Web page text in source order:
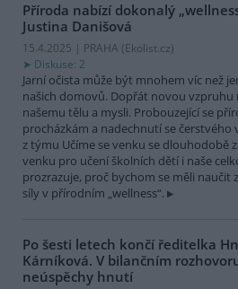
Příroda nabízí dokonalý
Justina Danišová
15.4.2025 | PRAHA (Ekolist.cz)
Diskuse: 2
Jarní očista může být mnohem víc než
našich domovů. Dopřát novou vzpruhu
našemu tělu a mysli. Probouzející se
procházkám a nadechnutí se čerstvého
z týmu Učíme se venku se dlouhodobě
venku pro učení školních dětí i naše
prozrazuje, proč bychom se měli naučit
síly v přírodním „wellness“.
Po šesti letech končí ředitelka
Kárníková. V bilančním
neúspěchy hnutí